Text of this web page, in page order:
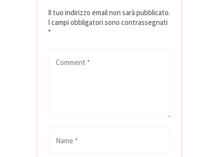
Il tuo indirizzo email non sarà pubblicato.
I campi obbligatori sono contrassegnati
*